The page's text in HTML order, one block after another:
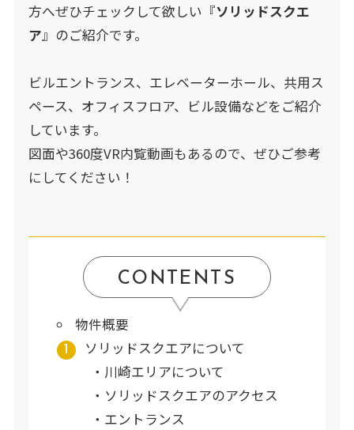
方へぜひチェックして欲しい『ソリッドスクエ
ア』のご紹介です。
ビルエントランス、エレベーターホール、共用ス
ペース、オフィスフロア、ビル設備などをご紹介
しています。
図面や360度VR内覧動画もあるので、ぜひご参考
にしてください！
CONTENTS
物件概要
ソリッドスクエアについて
川崎エリアについて
ソリッドスクエアのアクセス
エントランス